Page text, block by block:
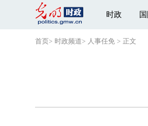
时政
首页 > 时政频道> 人事任免 > 正文